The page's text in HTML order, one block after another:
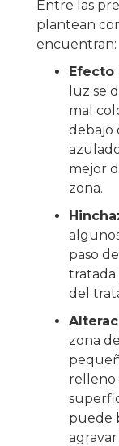
Entre las
plantean
encuentran:
Efecto
luz se
mal
debajo
mejor
zona.
paso
tratada
del
zona
relleno
puede